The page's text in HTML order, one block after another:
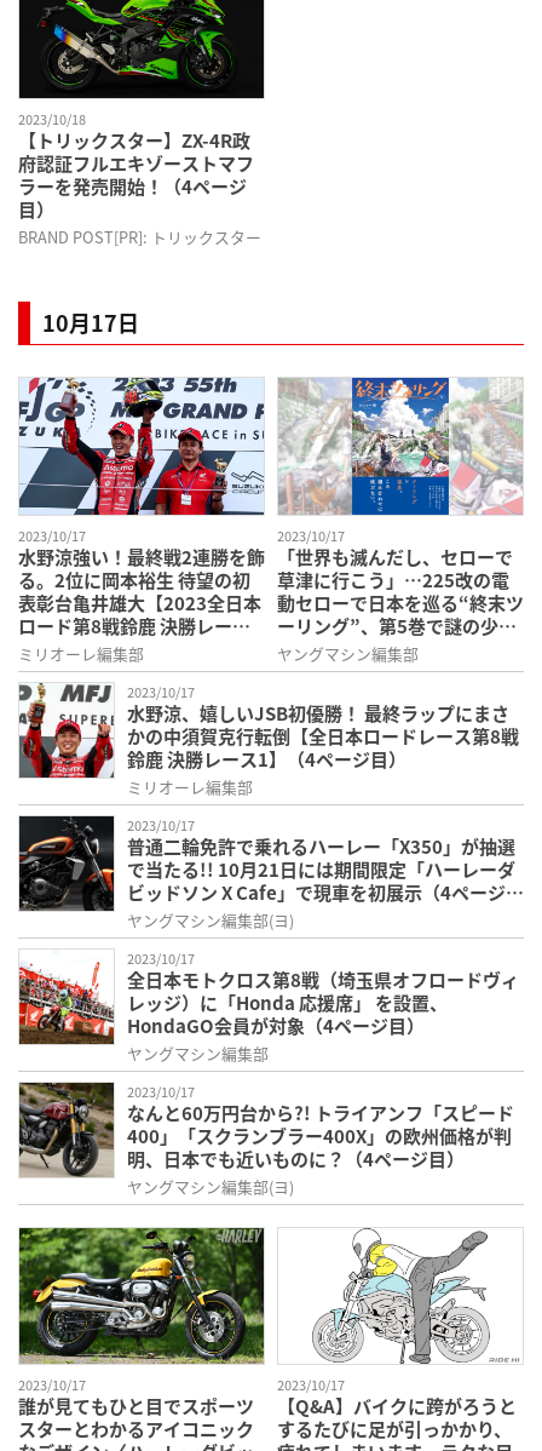
2023/10/18
【トリックスター】ZX-4R政
府認証フルエキゾーストマフ
ラーを発売開始！（4ページ
目）
BRAND POST[PR]: トリックスター
10月17日
2023/10/17
水野涼強い！最終戦2連勝を飾
る。2位に岡本裕生 待望の初
表彰台亀井雄大【2023全日本
ロード第8戦鈴鹿 決勝レース
2】（4ページ目）
ミリオーレ編集部
2023/10/17
「世界も滅んだし、セローで
草津に行こう」…225改の電
動セローで日本を巡る“終末ツ
ーリング”、第5巻で謎の少年
に出会う（4ページ目）
ヤングマシン編集部
2023/10/17
水野涼、嬉しいJSB初優勝！ 最終ラップにまさ
かの中須賀克行転倒【全日本ロードレース第8戦
鈴鹿 決勝レース1】（4ページ目）
ミリオーレ編集部
2023/10/17
普通二輪免許で乗れるハーレー「X350」が抽選
で当たる!! 10月21日には期間限定「ハーレーダ
ビッドソン X Cafe」で現車を初展示（4ページ
目）
ヤングマシン編集部(ヨ)
2023/10/17
全日本モトクロス第8戦（埼玉県オフロードヴィ
レッジ）に「Honda 応援席」 を設置、
HondaGO会員が対象（4ページ目）
ヤングマシン編集部
2023/10/17
なんと60万円台から?! トライアンフ「スピード
400」「スクランブラー400X」の欧州価格が判
明、日本でも近いものに？（4ページ目）
ヤングマシン編集部(ヨ)
2023/10/17
誰が見てもひと目でスポーツ
スターとわかるアイコニック
2023/10/17
【Q&A】バイクに跨がろうと
するたびに足が引っかかり、